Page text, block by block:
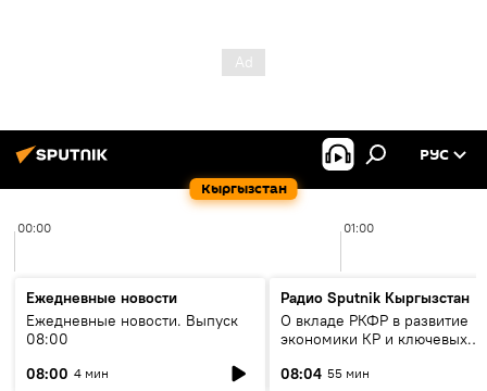
Кыргызстан
РУС
00:00 01:00
Ежедневные новости
Ежедневные новости. Выпуск
08:00
08:00 4 мин
Радио Sputnik Кыргызстан
О вкладе РКФР в развитие
экономики КР и ключевых
08:04 55 мин